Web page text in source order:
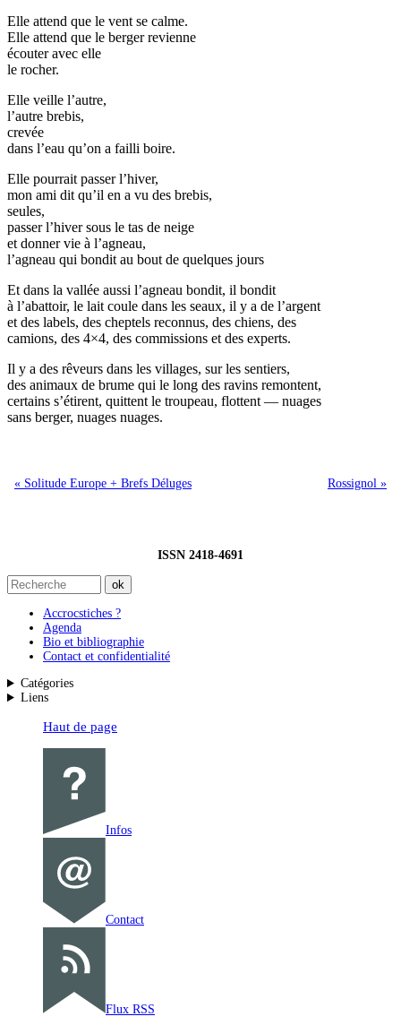
Elle attend que le vent se calme.
Elle attend que le berger revienne
écouter avec elle
le rocher.
Elle veille l’autre,
l’autre brebis,
crevée
dans l’eau qu’on a failli boire.
Elle pourrait passer l’hiver,
mon ami dit qu’il en a vu des brebis,
seules,
passer l’hiver sous le tas de neige
et donner vie à l’agneau,
l’agneau qui bondit au bout de quelques jours
Et dans la vallée aussi l’agneau bondit, il bondit
à l’abattoir, le lait coule dans les seaux, il y a de l’argent
et des labels, des cheptels reconnus, des chiens, des
camions, des 4×4, des commissions et des experts.
Il y a des rêveurs dans les villages, sur les sentiers,
des animaux de brume qui le long des ravins remontent,
certains s’étirent, quittent le troupeau, flottent — nuages
sans berger, nuages nuages.
« Solitude Europe + Brefs Déluges Rossignol »
ISSN 2418-4691
Accrocstiches ?
Agenda
Bio et bibliographie
Contact et confidentialité
Catégories
Liens
Haut de page
Infos
Contact
Flux RSS